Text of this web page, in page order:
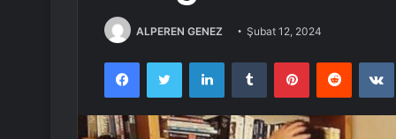
ALPEREN GENEZ Şubat 12, 2024
FacebookTwitter LinkedInTumblr PinterestReddit